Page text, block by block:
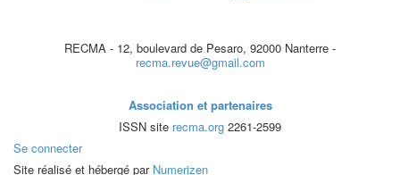
RECMA - 12, boulevard de Pesaro, 92000 Nanterre -
recma.revue@gmail.com
Association et partenaires
ISSN site recma.org 2261-2599
Se connecter
Site réalisé et hébergé par Numerizen